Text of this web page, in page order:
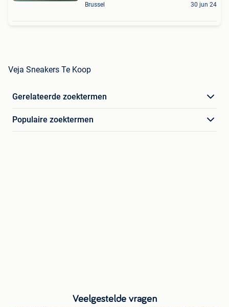
Brussel 30 jun 24
Veja Sneakers Te Koop
Gerelateerde zoektermen
Populaire zoektermen
Veelgestelde vragen